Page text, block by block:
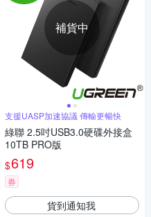
補貨中
支援UASP加速協議 傳輸更暢快
綠聯 2.5吋USB3.0硬碟外接盒
10TB PRO版
$619
券
貨到通知我